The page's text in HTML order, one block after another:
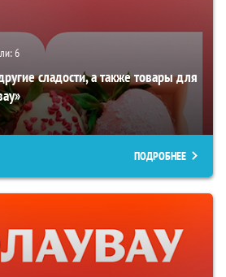
6
сладости, а также товары для
ПОДРОБНЕЕ